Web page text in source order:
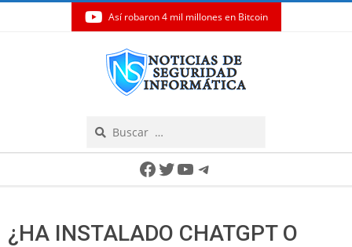
Así robaron 4 mil millones en Bitcoin
Facebook
Twitter
YouTube
Telegram
¿HA INSTALADO CHATGPT O